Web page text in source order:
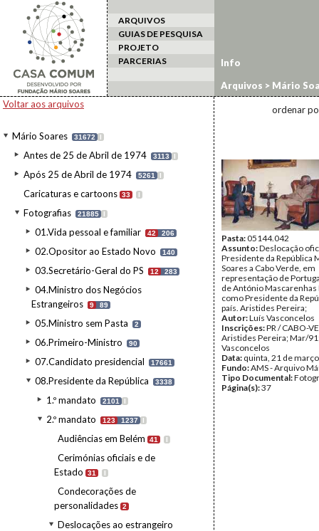
ARQUIVOS
GUIAS DE PESQUISA
PROJETO
PARCERIAS
Voltar aos arquivos
Mário Soares 31672 I
Antes de 25 de Abril de 1974 3113 I
Após 25 de Abril de 1974 5261 I
Caricaturas e cartoons 33 I
Fotografias 21885 I
01.Vida pessoal e familiar 42 206
02.Opositor ao Estado Novo 140
03.Secretário-Geral do PS 12 283
04.Ministro dos Negócios
Estrangeiros
9 89
05.Ministro sem Pasta 2
06.Primeiro-Ministro 90
07.Candidato presidencial 17661
08.Presidente da República 3338
1.º mandato 2101 I
2.º mandato 123 1237 I
Audiências em Belém 41 I
Cerimónias oficiais e de
Estado
31 I
Condecorações de
personalidades 2
Deslocações ao estrangeiro
Info
Arquivos > Mário
estrangeiro>Cabo
ordenar
Pasta:05144.042
Assunto:Deslocação
Presidente da República
Soares a Cabo Verde, em
representação de
de António
como Presidente da
país. Aristides Pereira;
Autor:Luís Vasconcelos
Inscrições:PR / CABO-
Aristides Pereira; Mar/
Vasconcelos
Data: quinta, 21 de
Fundo:AMS - Arquivo
Tipo Documental:
Página(s):37